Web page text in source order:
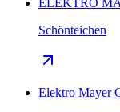
Schönteichen
Elektro Mayer